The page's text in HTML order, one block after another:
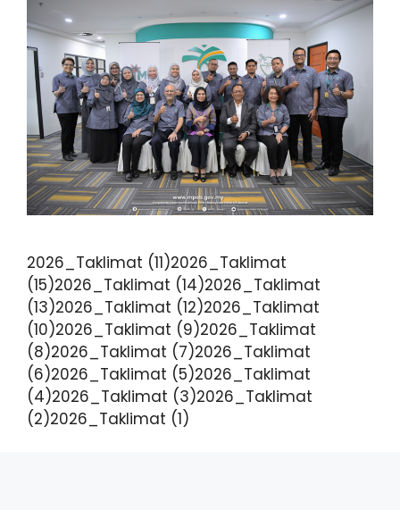
2026_Taklimat (11)2026_Taklimat
(15)2026_Taklimat (14)2026_Taklimat
(13)2026_Taklimat (12)2026_Taklimat
(10)2026_Taklimat (9)2026_Taklimat
(8)2026_Taklimat (7)2026_Taklimat
(6)2026_Taklimat (5)2026_Taklimat
(4)2026_Taklimat (3)2026_Taklimat
(2)2026_Taklimat (1)